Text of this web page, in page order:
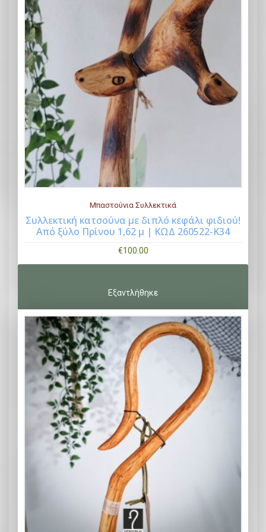
Buy Now
Μπαστούνια Συλλεκτικά
Συλλεκτική κατσούνα με διπλό κεφάλι φιδιού!
Από ξύλο Πρίνου 1,62 μ | ΚΩΔ 260522-K34
€100.00